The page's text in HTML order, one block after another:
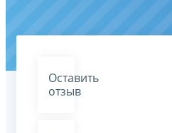
Оставить
отзыв